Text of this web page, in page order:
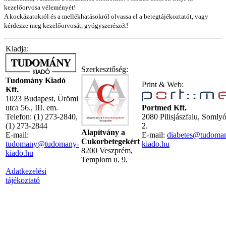
kezelőorvosa véleményét!
A kockázatokról és a mellékhatásokról olvassa el a betegtájékoztatót, vagy
kérdezze meg kezelőorvosát, gyógyszerészét!
Kiadja:
Tudomány Kiadó
Kft.
1023 Budapest, Ürömi
utca 56., III. em.
Telefon: (1) 273-2840,
(1) 273-2844
E-mail:
tudomany@tudomany-
kiado.hu
Adatkezelési
tájékoztató
Szerkesztőség:
Alapítvány a
Cukorbetegekért
8200 Veszprém,
Templom u. 9.
Print & Web:
Portmed Kft.
2080 Pilisjászfalu,
2.
E-mail:
kiado.hu